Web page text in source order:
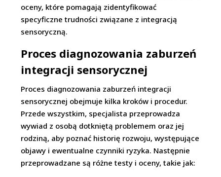
oceny, które pomagają zidentyfikować
specyficzne trudności związane z integracją
sensoryczną.
Proces diagnozowania zaburzeń
integracji sensorycznej
Proces diagnozowania zaburzeń integracji
sensorycznej obejmuje kilka kroków i procedur.
Przede wszystkim, specjalista przeprowadza
wywiad z osobą dotkniętą problemem oraz jej
rodziną, aby poznać historię rozwoju, występujące
objawy i ewentualne czynniki ryzyka. Następnie
przeprowadzane są różne testy i oceny, takie jak: